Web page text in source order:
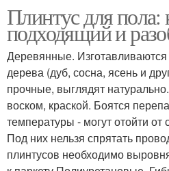
Плинтус для пола:
подходящий и
Деревянные.
дерева (дуб, сосна, ясень и
прочные, выглядят
воском, краской. Боятся
температуры - могут отойти
Под них нельзя спрятать
плинтусов необходимо